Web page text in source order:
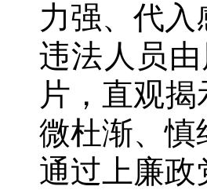
力强、代
违法人员
片，直观
微杜渐、慎
通过上廉政